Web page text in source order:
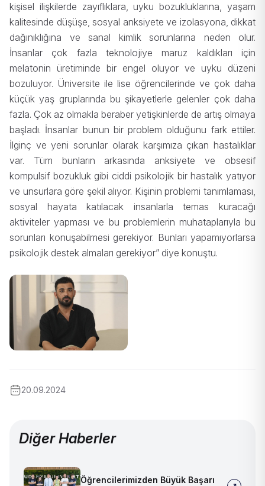
kişisel ilişkilerde zayıflıklara, uyku bozukluklarına, yaşam
kalitesinde düşüşe, sosyal anksiyete ve izolasyona, dikkat
dağınıklığına ve sanal kimlik sorunlarına neden olur.
İnsanlar çok fazla teknolojiye maruz kaldıkları için
melatonin üretiminde bir engel oluyor ve uyku düzeni
bozuluyor. Üniversite ile lise öğrencilerinde ve çok daha
küçük yaş gruplarında bu şikayetlerle gelenler çok daha
fazla. Çok az olmakla beraber yetişkinlerde de artış olmaya
başladı. İnsanlar bunun bir problem olduğunu fark ettiler.
İlginç ve yeni sorunlar olarak karşımıza çıkan hastalıklar
var. Tüm bunların arkasında anksiyete ve obsesif
kompulsif bozukluk gibi ciddi psikolojik bir hastalık yatıyor
ve unsurlara göre şekil alıyor. Kişinin problemi tanımlaması,
sosyal hayata katılacak insanlarla temas kuracağı
aktiviteler yapması ve bu problemlerin muhataplarıyla bu
sorunları konuşabilmesi gerekiyor. Bunları yapamıyorlarsa
psikolojik destek almaları gerekiyor” diye konuştu.
20.09.2024
Diğer Haberler
Öğrencilerimizden Büyük Başarı